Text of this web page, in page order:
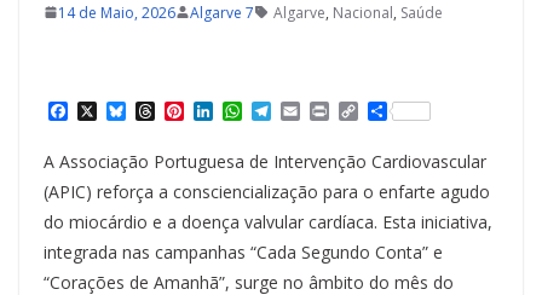
14 de Maio, 2026 Algarve 7 Algarve, Nacional, Saúde
a
e
b
o
o
k
X B
u
e
s
k
y
T
h
r
e
a
d
s
P
t
e
r
e
s
t
L
k
e
d
I
n
W
h
t
s
A
p
p
T
e
l
e
g
r
a
m
E
m
i
l
P
n
t
C
o
y
L
n
k
S
h
r
e
A Associação Portuguesa de Intervenção Cardiovascular
(APIC) reforça a consciencialização para o enfarte agudo
do miocárdio e a doença valvular cardíaca. Esta iniciativa,
integrada nas campanhas “Cada Segundo Conta” e
“Corações de Amanhã”, surge no âmbito do mês do